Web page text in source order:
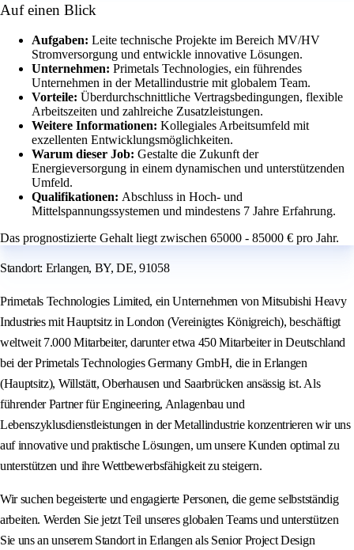
Auf einen Blick
Aufgaben: Leite technische Projekte im Bereich MV/HV
Stromversorgung und entwickle innovative Lösungen.
Unternehmen: Primetals Technologies, ein führendes
Unternehmen in der Metallindustrie mit globalem Team.
Vorteile: Überdurchschnittliche Vertragsbedingungen, flexible
Arbeitszeiten und zahlreiche Zusatzleistungen.
Weitere Informationen: Kollegiales Arbeitsumfeld mit
exzellenten Entwicklungsmöglichkeiten.
Warum dieser Job: Gestalte die Zukunft der
Energieversorgung in einem dynamischen und unterstützenden
Umfeld.
Qualifikationen: Abschluss in Hoch- und
Mittelspannungssystemen und mindestens 7 Jahre Erfahrung.
Das prognostizierte Gehalt liegt zwischen 65000 - 85000 € pro Jahr.
Standort: Erlangen, BY, DE, 91058
Primetals Technologies Limited, ein Unternehmen von Mitsubishi Heavy
Industries mit Hauptsitz in London (Vereinigtes Königreich), beschäftigt
weltweit 7.000 Mitarbeiter, darunter etwa 450 Mitarbeiter in Deutschland
bei der Primetals Technologies Germany GmbH, die in Erlangen
(Hauptsitz), Willstätt, Oberhausen und Saarbrücken ansässig ist. Als
führender Partner für Engineering, Anlagenbau und
Lebenszyklusdienstleistungen in der Metallindustrie konzentrieren wir uns
auf innovative und praktische Lösungen, um unsere Kunden optimal zu
unterstützen und ihre Wettbewerbsfähigkeit zu steigern.
Wir suchen begeisterte und engagierte Personen, die gerne selbstständig
arbeiten. Werden Sie jetzt Teil unseres globalen Teams und unterstützen
Sie uns an unserem Standort in Erlangen als Senior Project Design